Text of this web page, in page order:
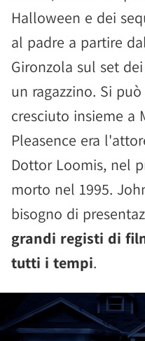
Halloween e dei
al padre a partire
Gironzola sul set
un ragazzino. Si
cresciuto insieme a
Pleasence era
Dottor Loomis, nel
morto nel 1995.
bisogno di
grandi registi di
tutti i tempi.